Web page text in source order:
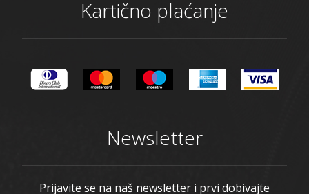
Kartično plaćanje
Newsletter
Prijavite se na naš newsletter i prvi dobivajte